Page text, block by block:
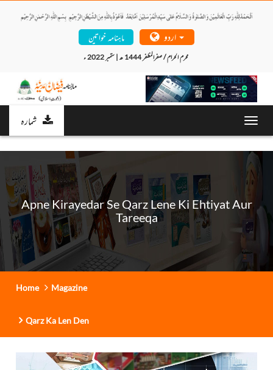
ماہنامہ خواتین
شمارہ
Apne Kirayedar Se Qarz Lene Ki Ehtiyat Aur
Tareeqa
Home Magazine
Qarz Ka Len Den